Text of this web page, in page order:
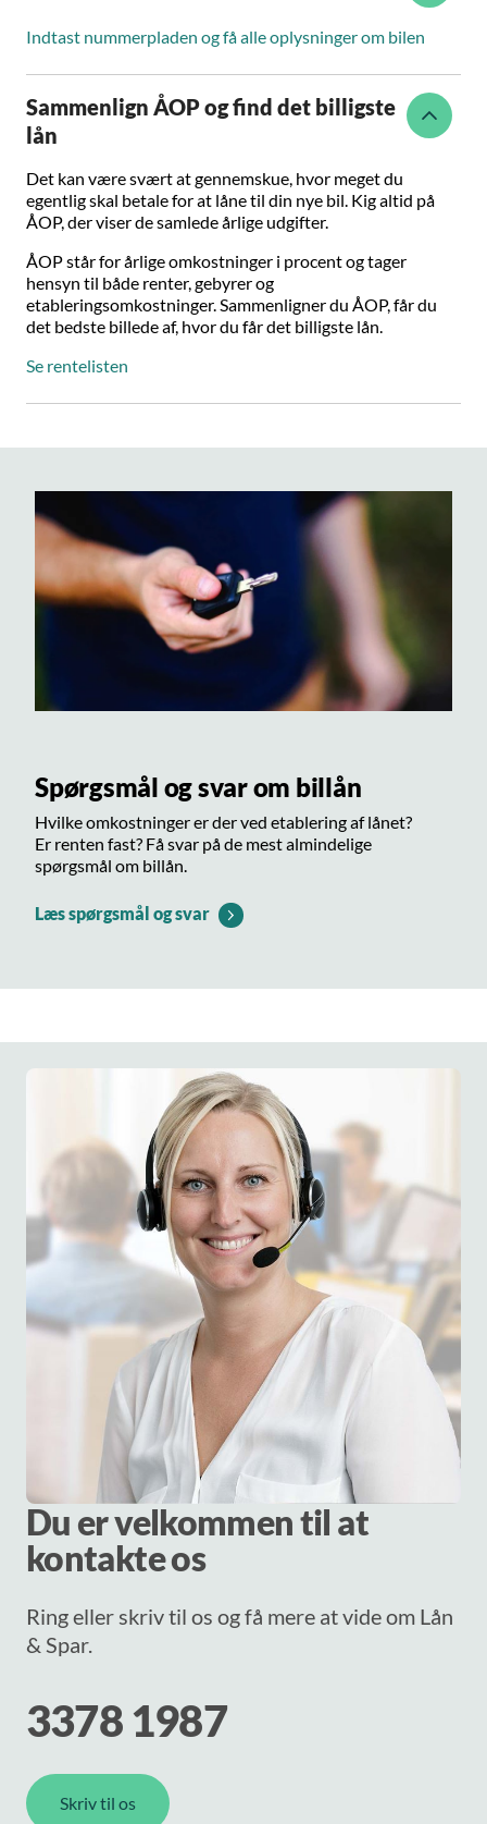
Indtast nummerpladen og få alle oplysninger om bilen
Sammenlign ÅOP og find det billigste
lån
Det kan være svært at gennemskue, hvor meget du
egentlig skal betale for at låne til din nye bil. Kig altid på
ÅOP, der viser de samlede årlige udgifter.
ÅOP står for årlige omkostninger i procent og tager
hensyn til både renter, gebyrer og
etableringsomkostninger. Sammenligner du ÅOP, får du
det bedste billede af, hvor du får det billigste lån.
Se rentelisten
Spørgsmål og svar om billån
Hvilke omkostninger er der ved etablering af lånet?
Er renten fast? Få svar på de mest almindelige
spørgsmål om billån.
Læs spørgsmål og svar
Du er velkommen til at
kontakte os
Ring eller skriv til os og få mere at vide om Lån
& Spar.
3378 1987
Skriv til os